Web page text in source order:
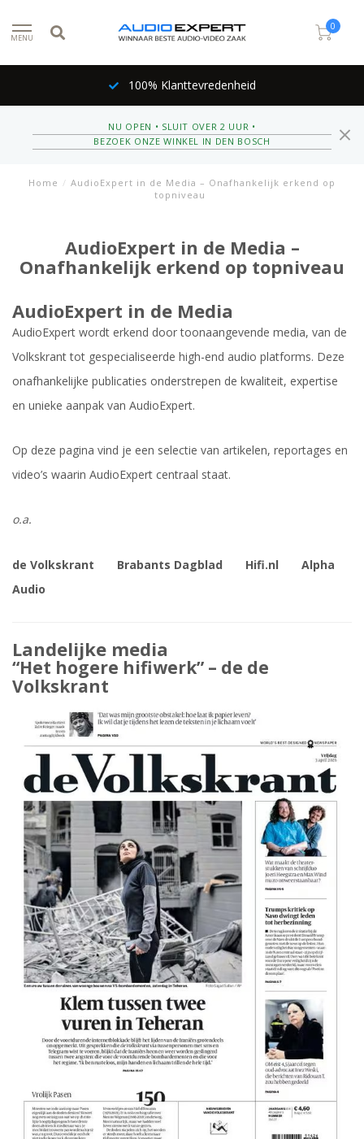
MENU
0
Inruil mogelijk
NU OPEN • SLUIT OVER 2 UUR •
BEZOEK ONZE WINKEL IN DEN BOSCH
Home / AudioExpert in de Media – Onafhankelijk erkend op
topniveau
AudioExpert in de Media –
Onafhankelijk erkend op topniveau
AudioExpert in de Media
AudioExpert wordt erkend door toonaangevende media, van de
Volkskrant tot gespecialiseerde high-end audio platforms. Deze
onafhankelijke publicaties onderstrepen de kwaliteit, expertise
en unieke aanpak van AudioExpert.
Op deze pagina vind je een selectie van artikelen, reportages en
video’s waarin AudioExpert centraal staat.
o.a.
de Volkskrant Brabants Dagblad Hifi.nl
Alpha
Audio
Landelijke media
“Het hogere hifiwerk” – de de
Volkskrant